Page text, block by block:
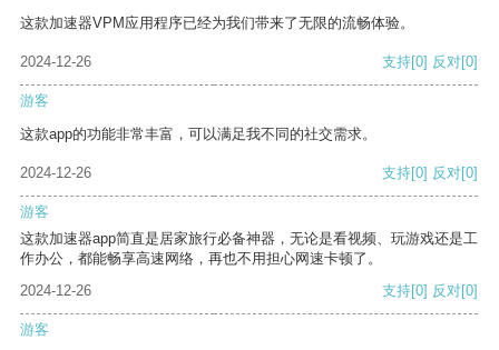
这款加速器VPM应用程序已经为我们带来了无限的流畅体验。
2024-12-26 支持[0] 反对[0]
游客
这款app的功能非常丰富，可以满足我不同的社交需求。
2024-12-26 支持[0] 反对[0]
游客
这款加速器app简直是居家旅行必备神器，无论是看视频、玩游戏还是工
作办公，都能畅享高速网络，再也不用担心网速卡顿了。
2024-12-26
支持[0] 反对[0]
游客